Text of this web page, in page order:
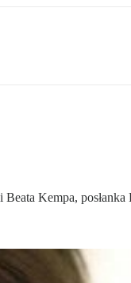
Kempa, posłanka